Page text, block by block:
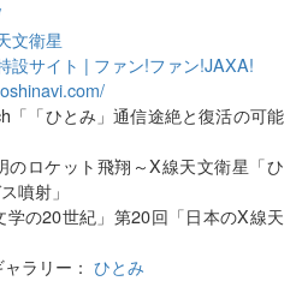
文衛星
設サイト | ファン!ファン!JAXA!
「「ひとみ」通信途絶と復活の可能
のロケット飛翔～X線天文衛星「ひ
噴射」
学の20世紀」第20回「日本のX線天
ャラリー：ひとみ